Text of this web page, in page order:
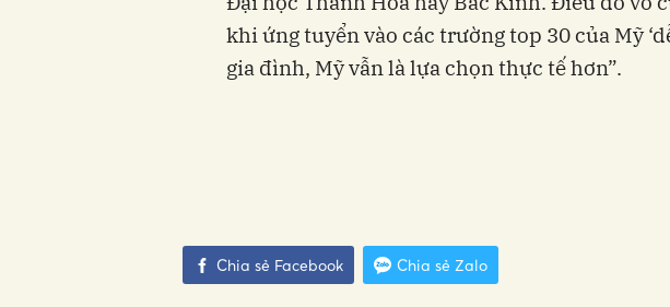
khi ứng tuyển vào các trường top 30 của Mỹ
gia đình, Mỹ vẫn là lựa chọn thực tế hơn”.
Chia sẻ Facebook Chia sẻ Zalo